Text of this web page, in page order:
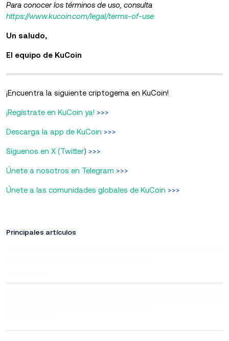
Para conocer los términos de uso, consulta
https://www.kucoin.com/legal/terms-of-use
Un saludo,
El equipo de KuCoin
¡Encuentra la siguiente criptogema en KuCoin!
¡Regístrate en KuCoin ya! >>>
Descarga la app de KuCoin >>>
Síguenos en X (Twitter) >>>
Únete a nosotros en Telegram >>>
Únete a las comunidades globales de KuCoin >>>
Principales artículos